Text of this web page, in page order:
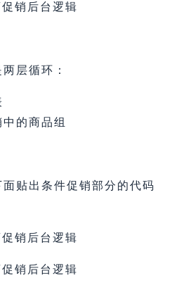
层循环：
的商品组
贴出条件促销部分的代码